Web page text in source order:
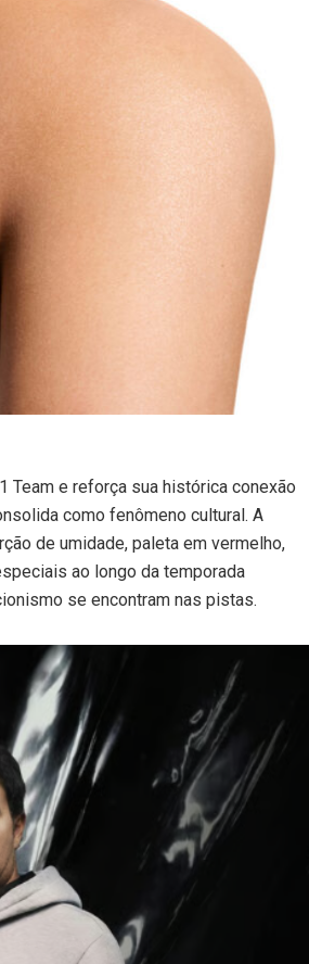
Team e reforça sua histórica conexão
como fenômeno cultural. A
de umidade, paleta em vermelho,
ao longo da temporada
se encontram nas pistas.